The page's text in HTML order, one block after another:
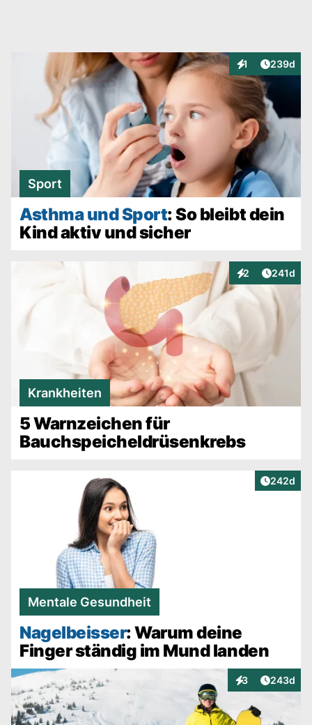
1
Interaktionen
Artikel
239d
Sport
Asthma und Sport: So bleibt dein
Kind aktiv und sicher
2
Interaktionen
Artikel
241d
Krankheiten
5 Warnzeichen für
Bauchspeicheldrüsenkrebs
Artikel
242d
Mentale Gesundheit
Nagelbeisser: Warum deine
Finger ständig im Mund landen
3
Interaktionen
Artikel
243d